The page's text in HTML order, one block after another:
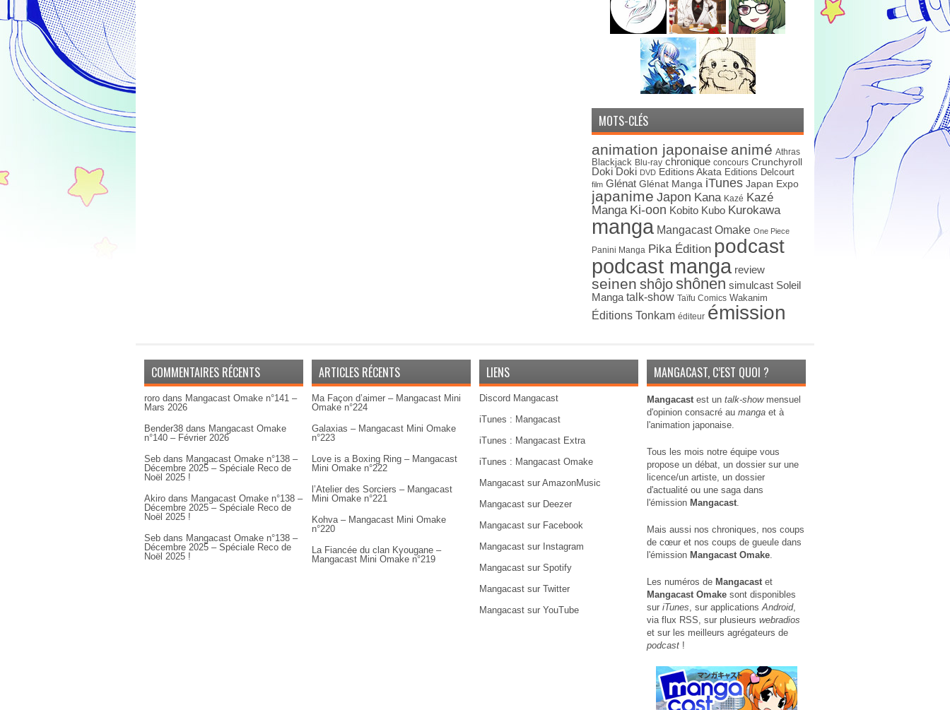
MOTS-CLÉS
animation japonaise animé Athras
Blackjack Blu-ray chronique concours Crunchyroll
Doki Doki DVD Editions Akata Editions Delcourt
film Glénat Glénat Manga iTunes Japan Expo
japanime Japon Kana Kazé Kazé
Manga Ki-oon Kobito Kubo Kurokawa
manga Mangacast Omake One Piece
Panini Manga Pika Édition podcast
podcast manga review
seinen shôjoshônen simulcast Soleil
Manga talk-show Taïfu Comics Wakanim
Éditions Tonkam éditeur émission
COMMENTAIRES RÉCENTS
roro dans Mangacast Omake n°141 –
Mars 2026
Bender38 dans Mangacast Omake
n°140 – Février 2026
Seb dans Mangacast Omake n°138 –
Décembre 2025 – Spéciale Reco de
Noël 2025 !
Akiro dans Mangacast Omake n°138 –
Décembre 2025 – Spéciale Reco de
Noël 2025 !
Seb dans Mangacast Omake n°138 –
Décembre 2025 – Spéciale Reco de
Noël 2025 !
ARTICLES RÉCENTS
Ma Façon d’aimer – Mangacast Mini
Omake n°224
Galaxias – Mangacast Mini Omake
n°223
Love is a Boxing Ring – Mangacast
Mini Omake n°222
l’Atelier des Sorciers – Mangacast
Mini Omake n°221
Kohva – Mangacast Mini Omake
n°220
La Fiancée du clan Kyougane –
Mangacast Mini Omake n°219
LIENS
Discord Mangacast
iTunes : Mangacast
iTunes : Mangacast Extra
iTunes : Mangacast Omake
Mangacast sur AmazonMusic
Mangacast sur Deezer
Mangacast sur Facebook
Mangacast sur Instagram
Mangacast sur Spotify
Mangacast sur Twitter
Mangacast sur YouTube
MANGACAST, C’EST QUOI ?
Mangacastest un talk-showmensuel
d'opinion consacré au manga et à
l'animation japonaise.
Tous les mois notre équipe vous
propose un débat, un dossier sur une
licence/un artiste, un dossier
d'actualité ou une saga dans
l'émission Mangacast.
Mais aussi nos chroniques, nos coups
de cœur et nos coups de gueule dans
l'émission Mangacast Omake.
Les numéros de Mangacastet
Mangacast Omake sont disponibles
sur iTunes, sur applicationsAndroid,
via flux RSS, sur plusieurs webradios
et sur les meilleurs agrégateurs de
podcast !